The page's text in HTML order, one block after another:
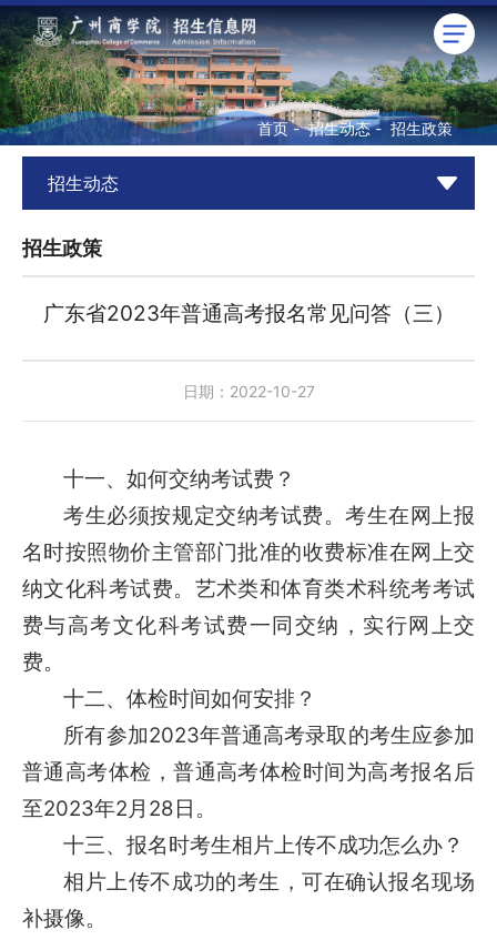
首页-招生动态-招生政策
招生动态
招生政策
广东省2023年普通高考报名常见问答（三）
日期：2022-10-27
十一、如何交纳考试费？
考生必须按规定交纳考试费。考生在网上报
名时按照物价主管部门批准的收费标准在网上交
纳文化科考试费。艺术类和体育类术科统考考试
费与高考文化科考试费一同交纳，实行网上交
费。
十二、体检时间如何安排？
所有参加2023年普通高考录取的考生应参加
普通高考体检，普通高考体检时间为高考报名后
至2023年2月28日。
十三、报名时考生相片上传不成功怎么办？
相片上传不成功的考生，可在确认报名现场
补摄像。